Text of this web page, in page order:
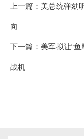
上一篇： 美总统弹劾
向
下一篇： 美军拟让“
战机